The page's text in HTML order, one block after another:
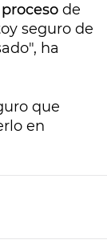
de
seguro de
ha
que
en